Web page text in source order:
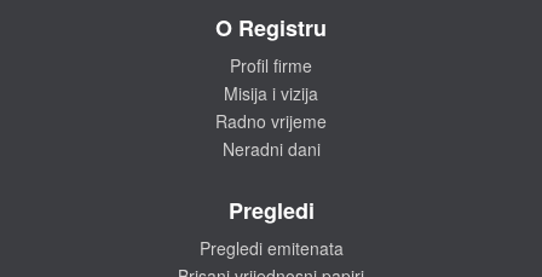
O Registru
Profil firme
Misija i vizija
Radno vrijeme
Neradni dani
Pregledi
Pregledi emitenata